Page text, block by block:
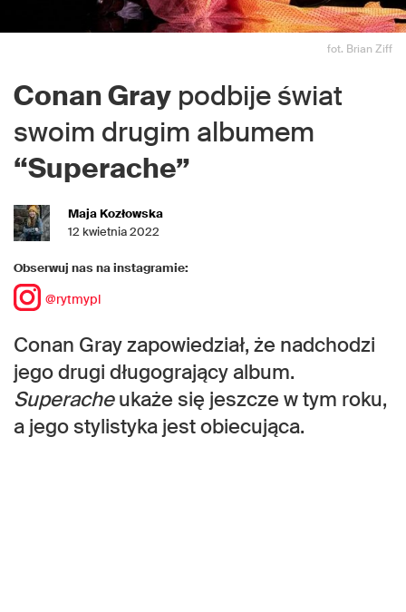
fot. Brian Ziff
Conan Gray podbije świat
swoim drugim albumem
“Superache”
Maja Kozłowska
12 kwietnia 2022
Obserwuj nas na instagramie:
@rytmypl
Conan Gray zapowiedział, że nadchodzi
jego drugi długogrający album.
Superacheukaże się jeszcze w tym roku,
a jego stylistyka jest obiecująca.